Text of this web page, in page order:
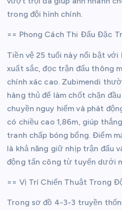
trong đội hình chính.
== Phong Cách Thi Đấu Đặc
Tiền vệ 25 tuổi này nổi bật với
xuất sắc, đọc trận đấu thông
chính xác cao. Zubimendi
hàng thủ để làm chốt chặn
chuyền nguy hiểm và phát
có chiều cao 1,86m, giúp
tranh chấp bóng bổng. Điểm
là khả năng giữ nhịp trận đấu
động tấn công từ tuyến dưới
== Vị Trí Chiến Thuật Trong
Trong sơ đồ 4-3-3 truyền